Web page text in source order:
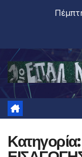
Κατηγορία: